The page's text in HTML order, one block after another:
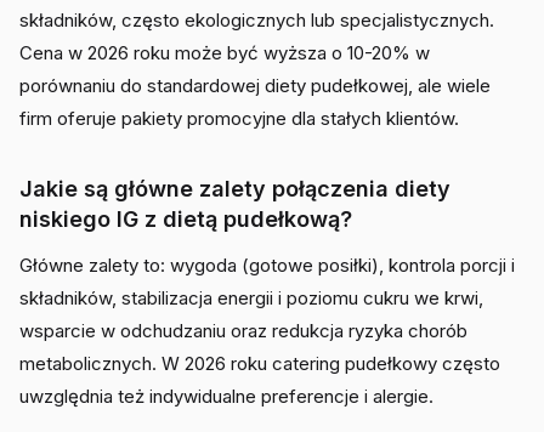
składników, często ekologicznych lub specjalistycznych.
Cena w 2026 roku może być wyższa o 10-20% w
porównaniu do standardowej diety pudełkowej, ale wiele
firm oferuje pakiety promocyjne dla stałych klientów.
Jakie są główne zalety połączenia diety
niskiego IG z dietą pudełkową?
Główne zalety to: wygoda (gotowe posiłki), kontrola porcji i
składników, stabilizacja energii i poziomu cukru we krwi,
wsparcie w odchudzaniu oraz redukcja ryzyka chorób
metabolicznych. W 2026 roku catering pudełkowy często
uwzględnia też indywidualne preferencje i alergie.